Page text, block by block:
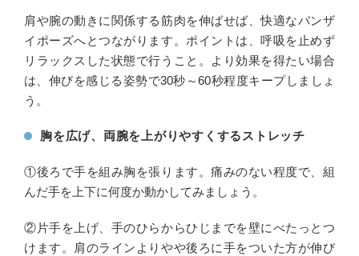
肩や腕の動きに関係する筋肉を伸ばせば、快適なバンザ
イポーズへとつながります。ポイントは、呼吸を止めず
リラックスした状態で行うこと。より効果を得たい場合
は、伸びを感じる姿勢で30秒～60秒程度キープしましょ
う。
胸を広げ、両腕を上がりやすくするストレッチ
①後ろで手を組み胸を張ります。痛みのない程度で、組
んだ手を上下に何度か動かしてみましょう。
②片手を上げ、手のひらからひじまでを壁にべたっとつ
けます。肩のラインよりやや後ろに手をついた方が伸び